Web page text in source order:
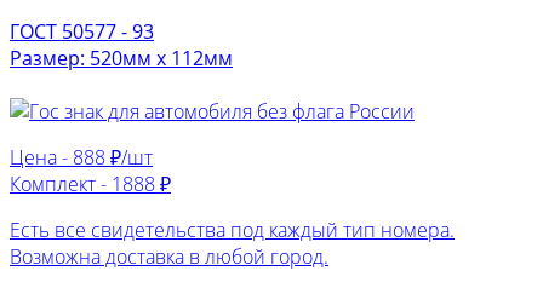
ГОСТ 50577 - 93
Размер: 520мм х 112мм
Цена - 888 ₽/шт
Комплект - 1888 ₽
Есть все свидетельства под каждый тип номера.
Возможна доставка в любой город.